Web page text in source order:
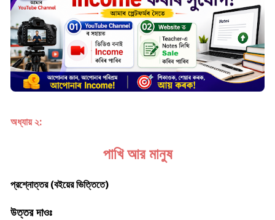
অধ্যায় ২:
পাখি আর মানুষ
প্রশ্নোত্তর (বইয়ের ভিত্তিতে)
উত্তর দাওঃ